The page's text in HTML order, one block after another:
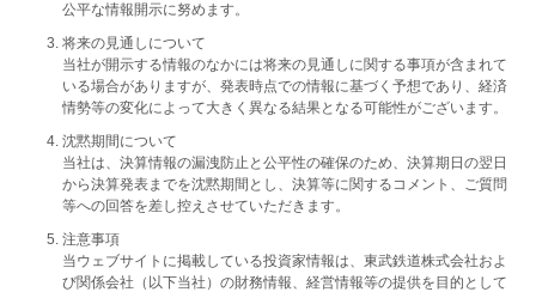
公平な情報開示に努めます。
将来の見通しについて
当社が開示する情報のなかには将来の見通しに関する事項が含まれて
いる場合がありますが、発表時点での情報に基づく予想であり、経済
情勢等の変化によって大きく異なる結果となる可能性がございます。
沈黙期間について
当社は、決算情報の漏洩防止と公平性の確保のため、決算期日の翌日
から決算発表までを沈黙期間とし、決算等に関するコメント、ご質問
等への回答を差し控えさせていただきます。
注意事項
当ウェブサイトに掲載している投資家情報は、東武鉄道株式会社およ
び関係会社（以下当社）の財務情報、経営情報等の提供を目的として